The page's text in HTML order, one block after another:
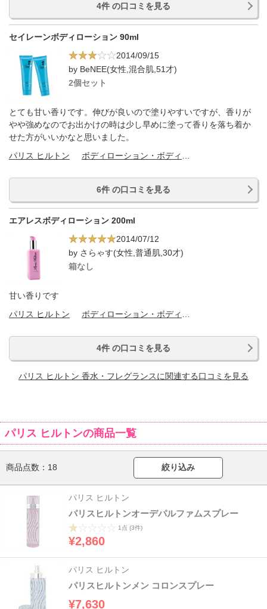
4件 の口コミを見る
セイレーンボディローション 90ml
2014/09/15
by BeNEE(女性,混合肌,51才)
2個セット
とても甘い香りです。伸びが良いので塗りやすいですが、香りが
やや強めなのでお出かけの時は少し早めに塗って香りを落ち着か
せた方がいいかなと思いました。
パリス ヒルトン
6件 の口コミを見る
エアレスボディローション 200ml
2014/07/12
by さらゃす(女性,普通肌,30才)
箱なし
甘い香りです
パリス ヒルトン
4件 の口コミを見る
パリス ヒルトン 香水・フレグランスに関連する口コミを見る
パリス ヒルトンの商品一覧
商品点数： 18 絞り込み
パリス ヒルトン
パリスヒルトンオーデパルファムスプレー
1点 (3件)
¥2,860
パリス ヒルトン
パリスヒルトンメン コロンスプレー
¥7,630